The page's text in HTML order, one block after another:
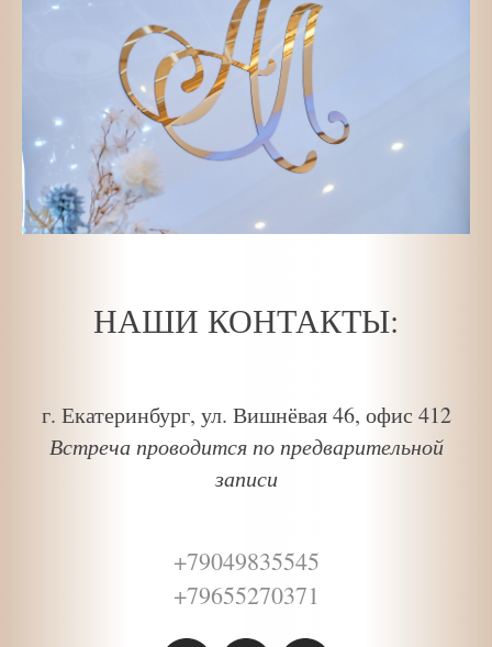
НАШИ КОНТАКТЫ:
г. Екатеринбург, ул. Вишнёвая 46, офис 412
Встреча проводится по предварительной
записи
+79049835545
+79655270371